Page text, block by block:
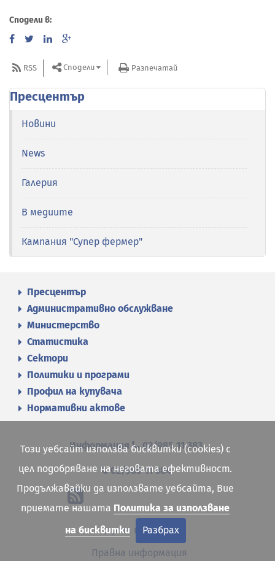
Сподели в:
RSS Сподели Разпечатай
Пресцентър
Новини
News
Галерия
В медиите
Кампания "Супер фермер"
Пресцентър
Административно обслужване
Министерство
Статистика
Сектори
Политики и програми
Профил на купувача
Нормативни актове
Информация 02/985 11 383
02/985 11 384
Карта на сайта
Правна информация
Този уебсайт използва бисквитки (cookies) с
цел подобряване на неговата ефективност.
Продължавайки да използвате уебсайта, Вие
приемате нашата Политика за използване
на бисквитки
Разбрах